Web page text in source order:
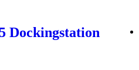
Dockingstation